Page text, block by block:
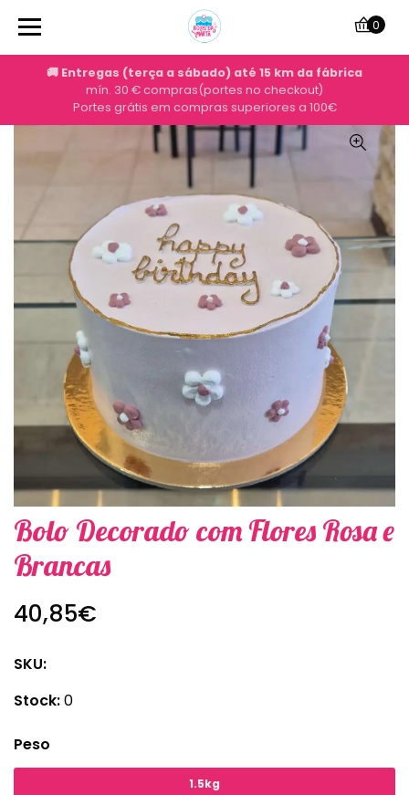
🚚 Entregas (terça a sábado) até 15 km da fábrica
mín. 30 € compras(portes no checkout)
Portes grátis em compras superiores a 100€
0
Bolo Decorado com Flores Rosa e
Brancas
40,85€
SKU:
Stock:0
Peso
1.5kg